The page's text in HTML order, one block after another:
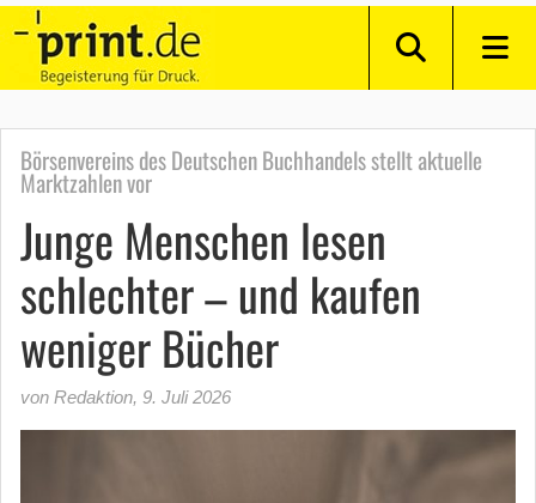
Börsenvereins des Deutschen Buchhandels stellt aktuelle
Marktzahlen vor
Junge Menschen lesen
schlechter – und kaufen
weniger Bücher
von Redaktion, 9. Juli 2026